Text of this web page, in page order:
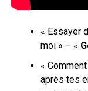
« Essayer
moi » – «
«
après tes